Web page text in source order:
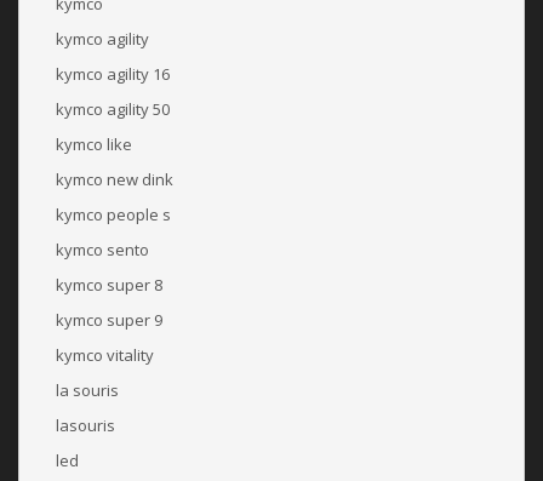
kymco agility
kymco agility 16
kymco agility 50
kymco like
kymco new dink
kymco people s
kymco sento
kymco super 8
kymco super 9
kymco vitality
la souris
lasouris
led